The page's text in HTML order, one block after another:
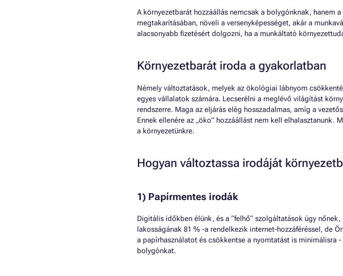
A környezetbarát hozzáállás nemcsak a bolygónknak, hanem
megtakarításában, növeli a versenyképességet, akár a
alacsonyabb fizetésért dolgozni, ha a munkáltató
Környezetbarát iroda a gyakorlatban
Némely változtatások, melyek az ökológiai lábnyom
egyes vállalatok számára. Lecserélni a meglévő világítást
rendszerre. Maga az eljárás elég hosszadalmas, amíg a
Ennek ellenére az „öko” hozzáállást nem kell elhalasztanunk.
a környezetünkre.
Hogyan változtassa irodáját
1) Papírmentes irodák
Digitális időkben élünk, és a “felhő“ szolgáltatások úgy
lakosságának 81 % -a rendelkezik internet-hozzáféréssel, de
a papírhasználatot és csökkentse a nyomtatást is minimálisra
bolygónkat.